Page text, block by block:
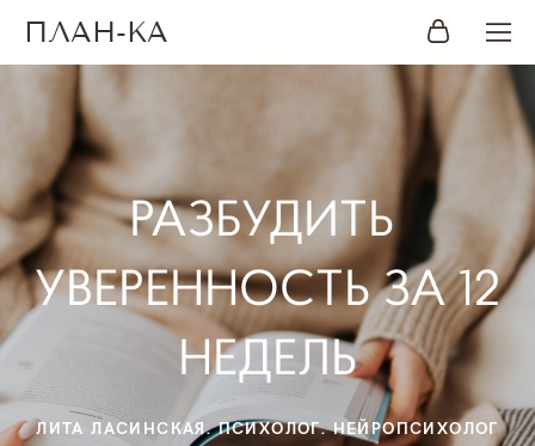
ПЛАН-КА
РАЗБУДИТЬ
УВЕРЕННОСТЬ ЗА 12
НЕДЕЛЬ
ЛИТА ЛАСИНСКАЯ. ПСИХОЛОГ. НЕЙРОПСИХОЛОГ